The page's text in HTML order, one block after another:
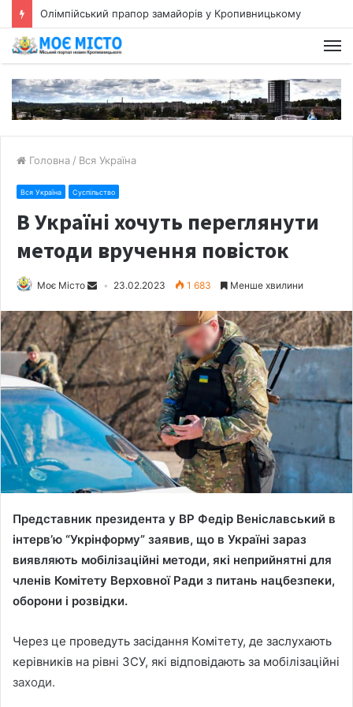
Олімпійський прапор замайорів у Кропивницькому
Головна / Вся Україна
Вся Україна Суспільство
В Україні хочуть переглянути
методи вручення повісток
Моє Місто 23.02.2023 1 683 Менше хвилини
Представник президента у ВР Федір Веніславський в
інтерв’ю “Укрінформу” заявив, що в Україні зараз
виявляють мобілізаційні методи, які неприйнятні для
членів Комітету Верховної Ради з питань нацбезпеки,
оборони і розвідки.
Через це проведуть засідання Комітету, де заслухають
керівників на рівні ЗСУ, які відповідають за мобілізаційні
заходи.